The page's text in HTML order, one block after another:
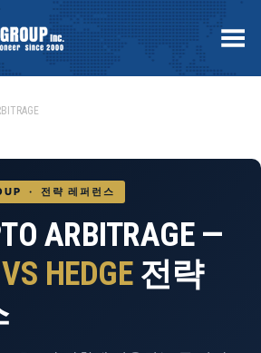
Toggle Menu
· 전략 레퍼런스
ARBITRAGE —
HEDGE전략